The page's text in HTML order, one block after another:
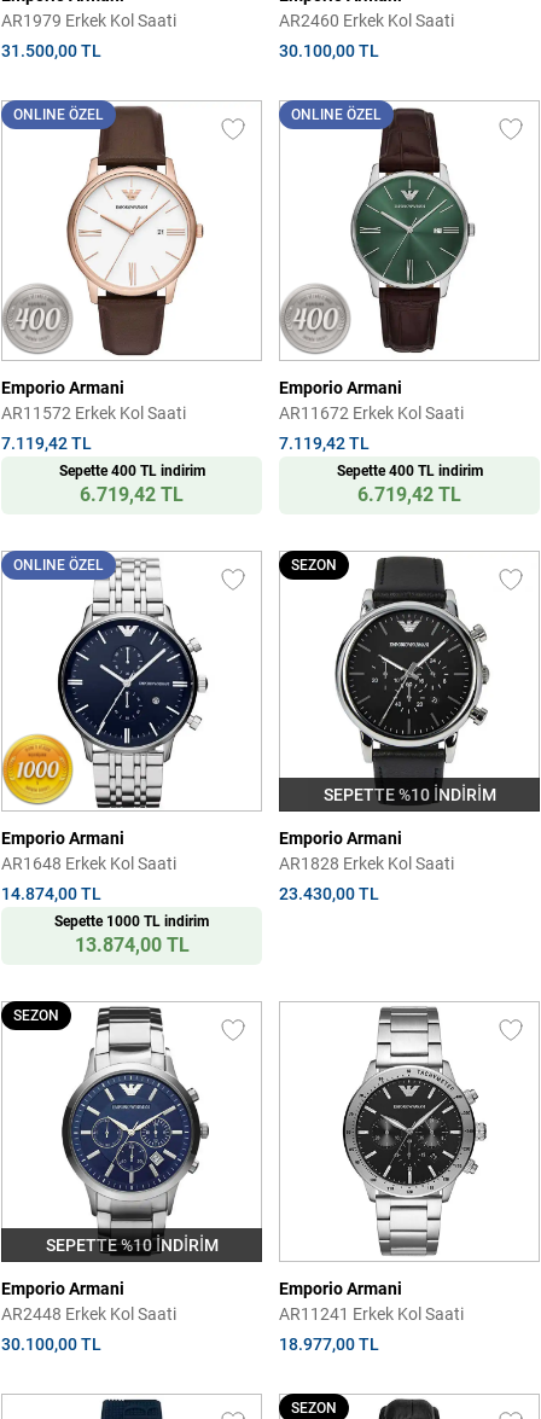
AR1979 Erkek Kol Saati
31.500,00 TL
AR2460 Erkek Kol Saati
30.100,00 TL
ONLINE ÖZEL
Emporio Armani
AR11572 Erkek Kol Saati
7.119,42 TL
Sepette 400 TL indirim
6.719,42 TL
ONLINE ÖZEL
Emporio Armani
AR11672 Erkek Kol Saati
7.119,42 TL
Sepette 400 TL indirim
6.719,42 TL
ONLINE ÖZEL
Emporio Armani
AR1648 Erkek Kol Saati
14.874,00 TL
Sepette 1000 TL indirim
13.874,00 TL
SEPETTE %10 İNDİRİM
SEZON
Emporio Armani
AR1828 Erkek Kol Saati
23.430,00 TL
SEPETTE %10 İNDİRİM
SEZON
Emporio Armani
AR2448 Erkek Kol Saati
30.100,00 TL
Emporio Armani
AR11241 Erkek Kol Saati
18.977,00 TL
SEZON